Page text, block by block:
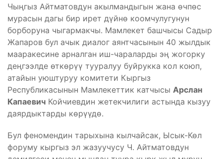
Чыңгыз Айтматовдун акылмандыгын жана өчпөс
мурасын дагы бир ирет дүйнө коомчулугунун
борборуна чыгармакчы. Мамлекет башчысы Садыр
Жапаров бул ачык диалог аянтчасынын 40 жылдык
мааракесине арналган иш-чараларды эң жогорку
деңгээлде өткөрүү тууралуу буйрукка кол коюп,
атайын уюштуруу комитети Кыргыз
Республикасынын Мамлекеттик катчысы Арслан
Капаевич Койчиевдин жетекчилиги астында кызуу
даярдыктарды көрүүдө.
Бул феномендин тарыхына кылчайсак, Ысык-Көл
форуму кыргыз эл жазуучусу Ч. Айтматовдун